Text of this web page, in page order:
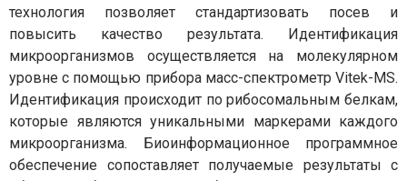
технология позволяет стандартизовать посев и
повысить качество результата. Идентификация
микроорганизмов осуществляется на молекулярном
уровне с помощью прибора масс-спектрометр Vitek-MS.
Идентификация происходит по рибосомальным белкам,
которые являются уникальными маркерами каждого
микроорганизма. Биоинформационное программное
обеспечение сопоставляет получаемые результаты с